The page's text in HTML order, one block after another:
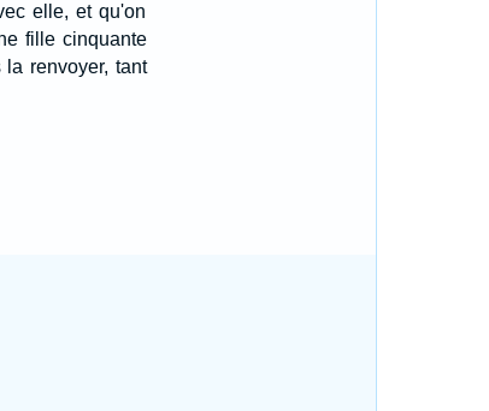
elle, et qu'on
fille cinquante
renvoyer, tant